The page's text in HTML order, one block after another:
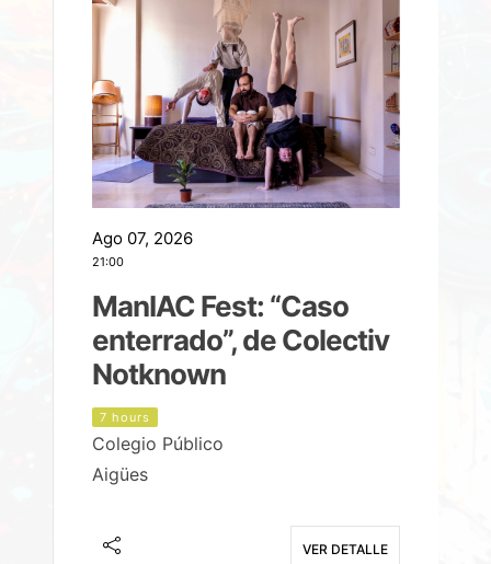
Ago 07, 2026
21:00
ManIAC Fest: “Caso
enterrado”, de Colectiv
Notknown
7 hours
Colegio Público
Aigües
VER DETALLE